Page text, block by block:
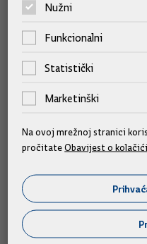
Predsjednik Vlade
lađa
Nužni
Funkcionalni
Statistički
Marketinški
Na ovoj mrežnoj stranici
pročitateObavijest o